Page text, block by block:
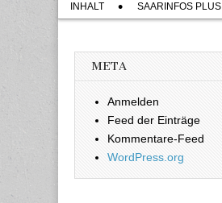
Untermenü
INHALT SAARINFOS PLUS
META
Anmelden
Feed der Einträge
Kommentare-Feed
WordPress.org